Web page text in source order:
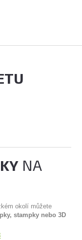
NA
okolí můžete
stampky nebo 3D